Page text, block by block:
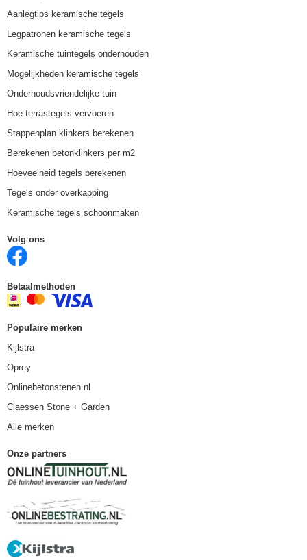
Aanlegtips keramische tegels
Legpatronen keramische tegels
Keramische tuintegels onderhouden
Mogelijkheden keramische tegels
Onderhoudsvriendelijke tuin
Hoe terrastegels vervoeren
Stappenplan klinkers berekenen
Berekenen betonklinkers per m2
Hoeveelheid tegels berekenen
Tegels onder overkapping
Keramische tegels schoonmaken
Volg ons
Betaalmethoden
Populaire merken
Kijlstra
Oprey
Onlinebetonstenen.nl
Claessen Stone + Garden
Alle merken
Onze partners